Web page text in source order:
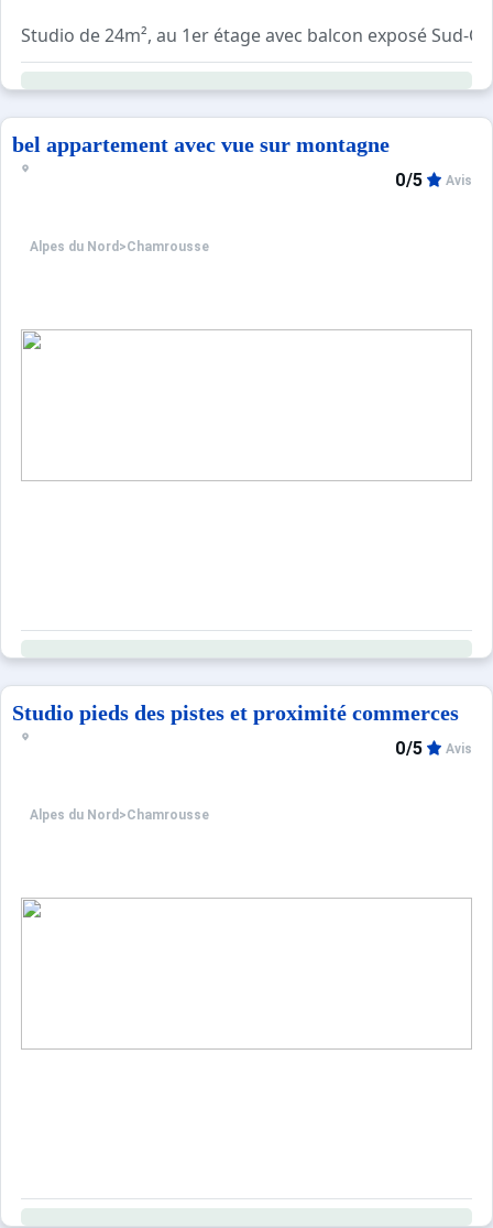
Studio de 24m², au 1er étage avec balcon exposé Sud-
Moquette + linoléum dans l'appartement.
Séjour
Un canapé clic-clac.
Une télévision + lecteur DVD
deux lits superposés. (2 lits)
Equipements particuliers
Pour visiter virtuellement cet appartement, copiez le
Prestations optionnelles à régler sur place et à
ANIMAUX avec supplément : 20.0 €.
DRAPS GRAND LIT : 15.0 €.
TORCHONS : 3.0 €.
bel appartement avec vue sur montagne
Alpes du Nord >Chamrousse
0/5 Avis
Studio pieds des pistes et proximité commerces
Alpes du Nord >Chamrousse
0/5 Avis